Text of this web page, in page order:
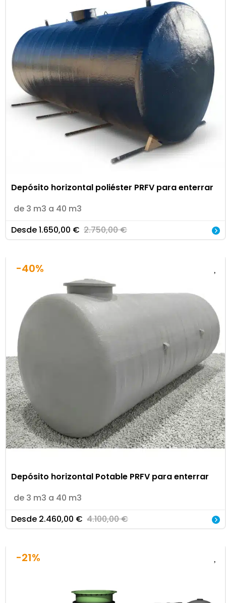
Depósito horizontal poliéster PRFV para enterrar
de 3 m3 a 40 m3
Desde1.650,00 € 2.750,00€
-40%
Depósito horizontal Potable PRFV para enterrar
de 3 m3 a 40 m3
Desde 2.460,00 € 4.100,00€
-21%